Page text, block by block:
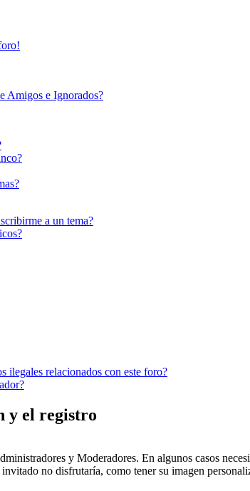
Amigos e Ignorados?
a un tema?
ilegales relacionados con este foro?
y el registro
y Moderadores. En algunos casos
no disfrutaría, como tener su imagen